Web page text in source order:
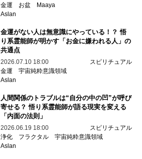
金運
お盆
Maaya
Aslan
金運がない人は無意識にやっている！？ 悟
り系霊能師が明かす「お金に嫌われる人」の
共通点
2026.07.10 18:00
スピリチュアル
金運 宇宙純粋意識領域
Aslan
人間関係のトラブルは“自分の中の凹”が呼び
寄せる？ 悟り系霊能師が語る現実を変える
「内面の法則」
2026.06.19 18:00
スピリチュアル
浄化
フラクタル 宇宙純粋意識領域
Aslan